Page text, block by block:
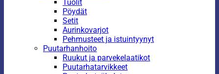
Tuolit
Pöydät
Setit
Aurinkovarjot
Pehmusteet ja istuintyynyt
Puutarhanhoito
Ruukut ja parvekelaatikot
Puutarhatarvikkeet